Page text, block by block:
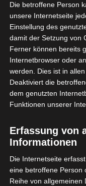
Die betroffene Person
unsere Internetseite
Einstellung des
damit der Setzung von
Ferner können bereits
Internetbrowser oder
werden. Dies ist in
Deaktiviert die
dem genutzten
Funktionen unserer
Erfassung von
Informationen
Die Internetseite
eine betroffene Person
Reihe von allgemeinen